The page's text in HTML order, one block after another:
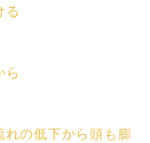
る
ら
れの低下から頭も膨